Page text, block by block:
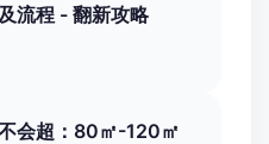
流程 - 翻新攻略
会超：80㎡-120㎡